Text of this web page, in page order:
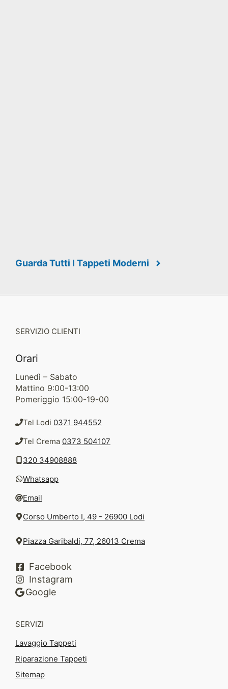
Guarda Tutti I Tappeti Moderni
SERVIZIO CLIENTI
Orari
Lunedì – Sabato
Mattino 9:00-13:00
Pomeriggio 15:00-19-00
Tel Lodi 0371 944552
Tel Crema 0373 504107
320 34908888
Whatsapp
Email
Corso Umberto I, 49 - 26900 Lodi
Piazza Garibaldi, 77, 26013 Crema
Facebook
Instagram
Google
SERVIZI
Lavaggio Tappeti
Riparazione Tappeti
Sitemap